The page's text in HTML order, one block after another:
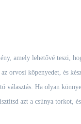
amely lehetővé teszi,
orvosi köpenyedet, és
Ha olyan
azt a csúnya torkot,